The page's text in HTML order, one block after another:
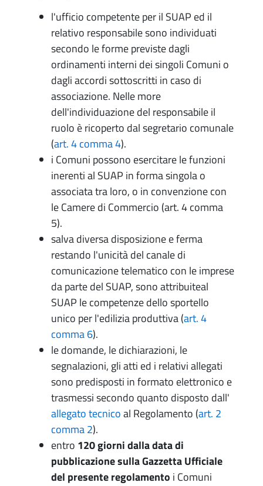
l'ufficio competente per il SUAP ed il
relativo responsabile sono individuati
secondo le forme previste dagli
ordinamenti interni dei singoli Comuni o
dagli accordi sottoscritti in caso di
associazione. Nelle more
dell'individuazione del responsabile il
ruolo è ricoperto dal segretario comunale
(art. 4 comma 4).
i Comuni possono esercitare le funzioni
inerenti al SUAP in forma singola o
associata tra loro, o in convenzione con
le Camere di Commercio (art. 4 comma
5).
salva diversa disposizione e ferma
restando l'unicità del canale di
comunicazione telematico con le imprese
da parte del SUAP, sono attribuiteal
SUAP le competenze dello sportello
unico per l'edilizia produttiva (art. 4
comma 6).
le domande, le dichiarazioni, le
segnalazioni, gli atti ed i relativi allegati
sono predisposti in formato elettronico e
trasmessi secondo quanto disposto dall'
allegato tecnicoal Regolamento (art. 2
comma 2).
entro 120 giorni dalla data di
pubblicazione sulla Gazzetta Ufficiale
del presente regolamento i Comuni